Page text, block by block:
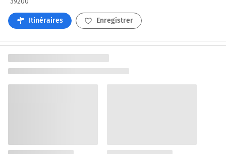
Itinéraires Enregistrer